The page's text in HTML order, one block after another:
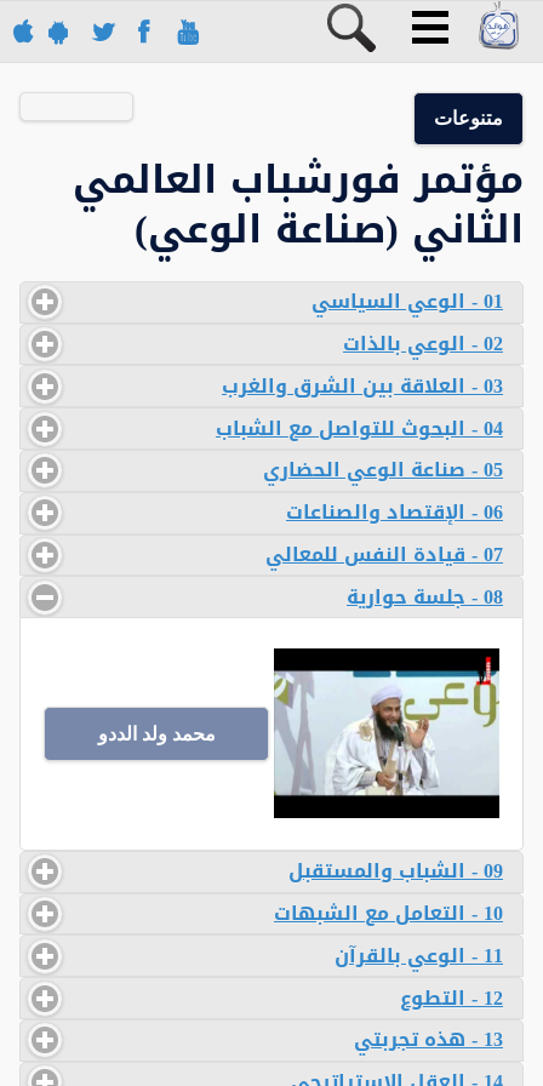
متنوعات
مؤتمر فورشباب العالمي
الثاني (صناعة الوعي)
01 - الوعي السياسي
02 - الوعي بالذات
03 - العلاقة بين الشرق والغرب
04 - البحوث للتواصل مع الشباب
05 - صناعة الوعي الحضاري
06 - الإقتصاد والصناعات
07 - قيادة النفس للمعالي
08 - جلسة حوارية
محمد ولد الددو
09 - الشباب والمستقبل
10 - التعامل مع الشبهات
11 - الوعي بالقرآن
12 - التطوع
13 - هذه تجربتي